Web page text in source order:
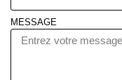
MESSAGE